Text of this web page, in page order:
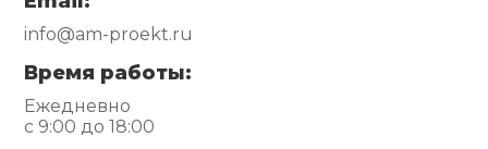
info@am-proekt.ru
Время работы:
Ежедневно
с 9:00 до 18:00